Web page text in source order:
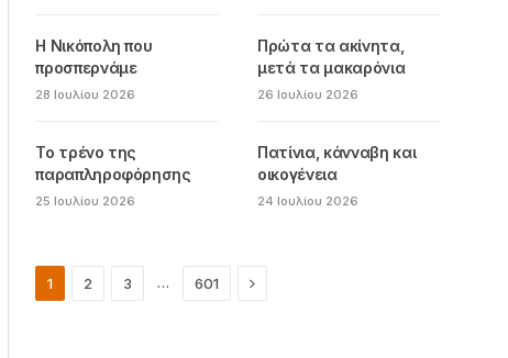
Η Νικόπολη που
προσπερνάμε
28 Ιουλίου 2026
Πρώτα τα ακίνητα,
μετά τα μακαρόνια
26 Ιουλίου 2026
Το τρένο της
παραπληροφόρησης
25 Ιουλίου 2026
Πατίνια, κάνναβη και
οικογένεια
24 Ιουλίου 2026
1 2 3 … 601 Next